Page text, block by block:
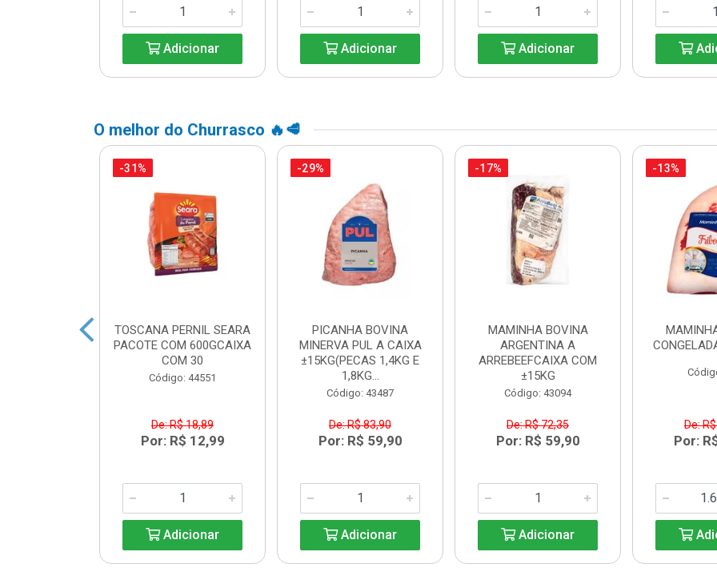
Adicionar Adicionar Adicionar
O melhor do Churrasco 🔥🥩
-31%
TOSCANA PERNIL SEARA
PACOTE COM 600GCAIXA
COM 30
Código: 44551
De: R$ 18,89
Por: R$ 12,99
Adicionar
-29%
PICANHA BOVINA
MINERVA PUL A CAIXA
±15KG(PECAS 1,4KG E
1,8KG...
Código: 43487
De: R$ 83,90
Por: R$ 59,90
Adicionar
-17%
MAMINHA BOVINA
ARGENTINA A
ARREBEEFCAIXA COM
±15KG
Código: 43094
De: R$ 72,35
Por: R$ 59,90
Adicionar
-13%
De:
Por: